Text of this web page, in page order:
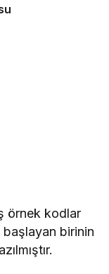
örnek kodlar
başlayan birinin